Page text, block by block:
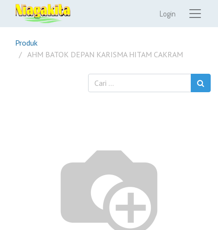
Login
Produk
AHM BATOK DEPAN KARISMA HITAM CAKRAM